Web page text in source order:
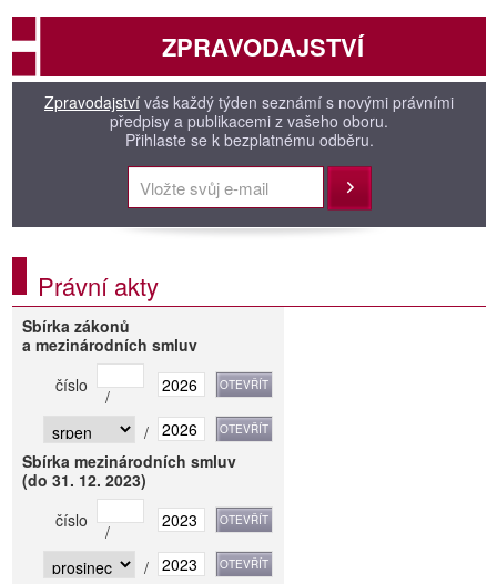
ZPRAVODAJSTVÍ
Zpravodajství vás každý týden seznámí s novými právními
předpisy a publikacemi z vašeho oboru.
Přihlaste se k bezplatnému odběru.
Přihlásit
Právní akty
Sbírka zákonů
a mezinárodních smluv
číslo
/
/
Sbírka mezinárodních smluv
(do 31. 12. 2023)
číslo
/
/